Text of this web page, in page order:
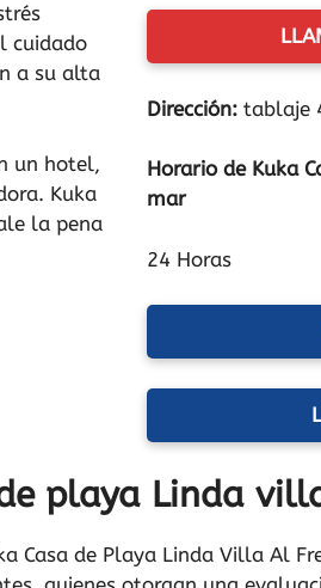
cuidado
a su alta
un hotel,
Kuka
la pena
Dirección:tablaje
Horario de Kuka
mar
24 Horas
playa Linda
Casa de Playa Linda Villa Al